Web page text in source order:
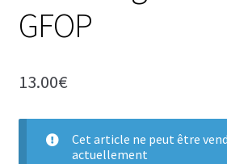
Diffuseurs de parfum
GFOP
13.00€
Cet article ne peut être
actuellement